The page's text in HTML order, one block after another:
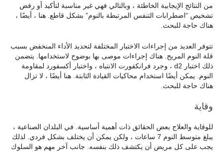
من النتائج الإيجابية الخاطئة ، وبالتالي فهي غير مناسبة لتأكيد أو رفض
تشخيص “اضطرابات التنفس المرتبطة بالنوم” بشكل قاطع. هنا ، أيضًا ،
هناك حاجة للبحث.
تتوفر العديد من إجراءات الاختبار المختلفة لتحديد الأداء المنخفض بسبب
قلة النوم المريح. هناك إجراءات موصى بها بوضوح لاستخدامها. يتضمن
ذلك اختبار d2 ، وجرد فرانكفورت الانتباه ، واختبار أكسفورد لمقاومة
النوم. يمكن أيضًا استخدام محاكيات القيادة الثابتة. هنا أيضًا ، لا تزال
هناك حاجة للبحث.
وقاية
للوقاية والعلاج بعض الحقائق ذات أهمية أساسية. في البلدان الصناعية ،
يبلغ متوسط النوم 7 ساعات ، ولكن يمكن أن يختلف بشكل فردي. لذلك
يجب على كل مريض أن يكتشف ذلك بنفسه. جانب آخر مهم هو السلوك